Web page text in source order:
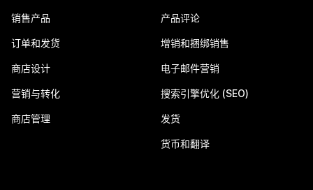
销售产品
订单和发货
商店设计
营销与转化
商店管理
产品评论
增销和捆绑销售
电子邮件营销
搜索引擎优化 (SEO)
发货
货币和翻译